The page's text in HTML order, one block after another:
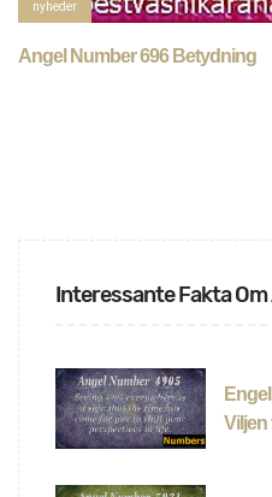
nyheder
Angel Number 696 Betydning
Interessante Fakta
Viljen